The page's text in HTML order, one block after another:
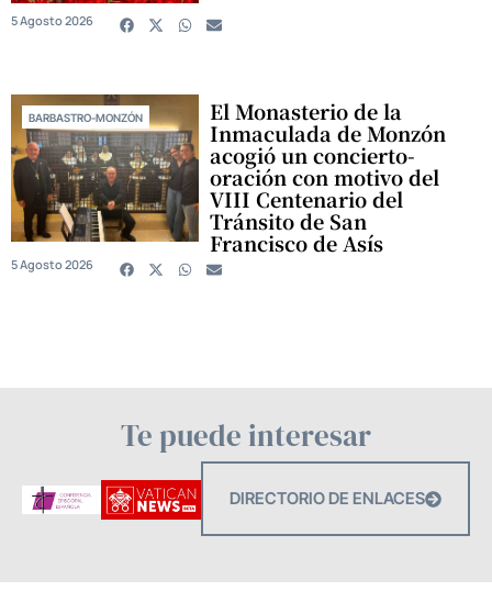
5 Agosto 2026
BARBASTRO-MONZÓN El Monasterio de la
Inmaculada de Monzón
acogió un concierto-
oración con motivo del
VIII Centenario del
Tránsito de San
Francisco de Asís
5 Agosto 2026
Te puede interesar
DIRECTORIO DE ENLACES